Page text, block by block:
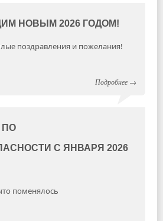
НОВЫМ 2026 ГОДОМ!
поздравления и пожелания!
Подробнее →
ПО
С ЯНВАРЯ 2026
поменялось